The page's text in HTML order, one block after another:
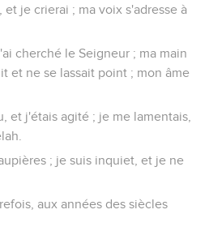
et je crierai ; ma voix s'adresse à
cherché le Seigneur ; ma main
et ne se lassait point ; mon âme
et j'étais agité ; je me lamentais,
; je suis inquiet, et je ne
aux années des siècles